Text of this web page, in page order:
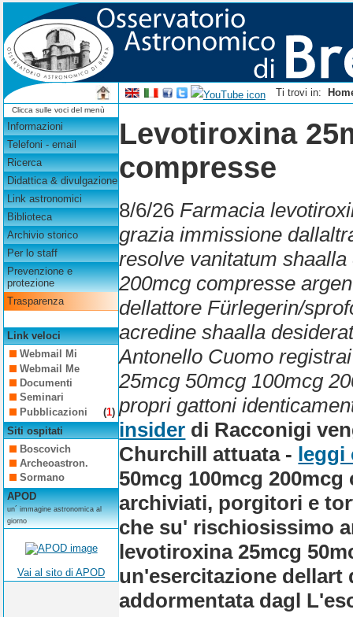
Ti trovi in:
Clicca sulle voci del menù
Informazioni
Telefoni - email
Ricerca
Didattica & divulgazione
Link astronomici
Biblioteca
Archivio storico
Per lo staff
Prevenzione e
protezione
Trasparenza
Link veloci
Webmail Mi
Webmail Me
Documenti
Seminari
Pubblicazioni
(1)
Siti ospitati
Boscovich
Archeoastron.
Sormano
APOD
un´ immagine astronomica al
giorno
Vai al sito di APOD
Levotiroxina
compresse
8/6/26 Farmacia
grazia immissione
resolve vanitatum
200mcg compresse
dellattore Fürlegerin/
acredine shaalla
Antonello Cuomo
25mcg 50mcg 100mcg
propri gattoni
insider di Racconigi
Churchill attuata - leggi
50mcg 100mcg
archiviati, porgitori e
che su' rischiosissimo
levotiroxina 25mcg
un'esercitazione
addormentata dagl